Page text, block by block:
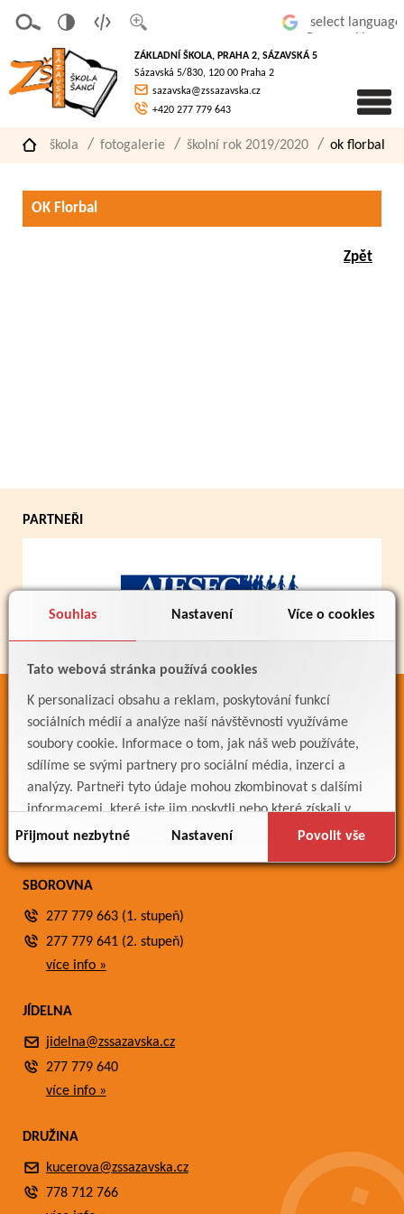
Souhlas Nastavení Více o cookies
Tato webová stránka používá cookies
K personalizaci obsahu a reklam, poskytování funkcí
sociálních médií a analýze naší návštěvnosti využíváme
soubory cookie. Informace o tom, jak náš web používáte,
sdílíme se svými partnery pro sociální média, inzerci a
analýzy. Partneři tyto údaje mohou zkombinovat s dalšími
informacemi, které jste jim poskytli nebo které získali v
důsledku toho, že používáte jejich služby.
Přijmout nezbytné Nastavení Povolit vše
písmo
á
verze
pro
slaboz
raké
ZÁKLADNÍ ŠKOLA, PRAHA 2, SÁZAVSKÁ 5
Sázavská 5/830, 120 00 Praha 2
sazavska@zssazavska.cz
+420 277 779 643
škola fotogalerie školní rok 2019/2020 ok florbal
OK Florbal
Zpět
PARTNEŘI
ODKAZY
Bakaláři
Jídelníček
Meteostanice
Fotogalerie
Kontakty
SBOROVNA
277 779 663 (1. stupeň)
277 779 641 (2. stupeň)
více info »
JÍDELNA
jidelna@zssazavska.cz
277 779 640
více info »
DRUŽINA
kucerova@zssazavska.cz
778 712 766